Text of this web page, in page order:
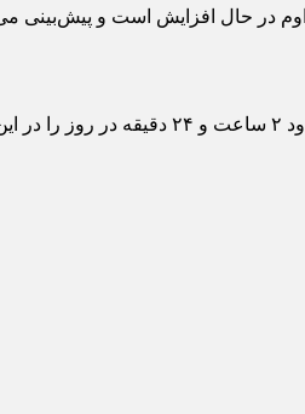
می‌کنند. این رقم به طور مداوم در حال افزایش است و
امکان ارتباط افراد با یکدیگر در سراسر جهان به وجود آمده و ارتباطات گسترش کمی و کیفی یافته است. کاربران شبکه‌های اجتماعی به